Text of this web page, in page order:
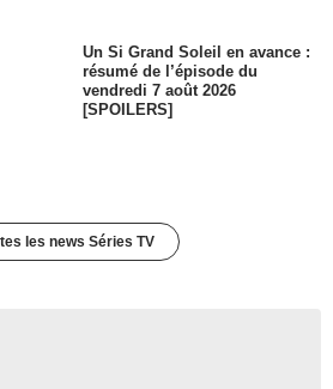
Un Si Grand Soleil en avance :
résumé de l’épisode du
vendredi 7 août 2026
[SPOILERS]
les news Séries TV